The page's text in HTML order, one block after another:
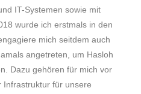
IT-Systemen sowie mit
wurde ich erstmals in den
mich seitdem auch
angetreten, um Hasloh
Dazu gehören für mich vor
Infrastruktur für unsere